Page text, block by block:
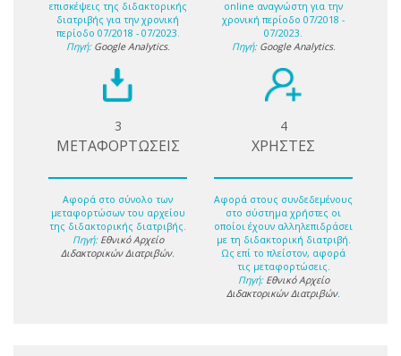
επισκέψεις της διδακτορικής
διατριβής για την χρονική
περίοδο 07/2018 - 07/2023.
Πηγή: Google Analytics.
online αναγνώστη για την
χρονική περίοδο 07/2018 -
07/2023.
Πηγή: Google Analytics.
3
ΜΕΤΑΦΟΡΤΩΣΕΙΣ
Αφορά στο σύνολο των
μεταφορτώσων του αρχείου
της διδακτορικής διατριβής.
Πηγή: Εθνικό Αρχείο
Διδακτορικών Διατριβών.
4
ΧΡΗΣΤΕΣ
Αφορά στους συνδεδεμένους
στο σύστημα χρήστες οι
οποίοι έχουν αλληλεπιδράσει
με τη διδακτορική διατριβή.
Ως επί το πλείστον, αφορά
τις μεταφορτώσεις.
Πηγή: Εθνικό Αρχείο
Διδακτορικών Διατριβών.